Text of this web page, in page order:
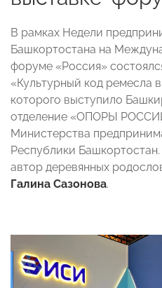
В рамках Недели
Башкортостана на
форуме «Россия»
«Культурный код ремесла
которого выступило
отделение «ОПОРЫ
Министерства
Республики
автор деревянных
Галина Сазонова.